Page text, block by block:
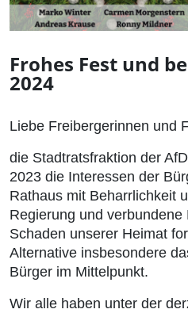
Frohes Fest und
2024
Liebe Freibergerinnen und
die Stadtratsfraktion der
2023 die Interessen der
Rathaus mit Beharrlichkeit
Regierung und
Schaden unserer Heimat
Alternative insbesondere
Bürger im Mittelpunkt.
Wir alle haben unter der